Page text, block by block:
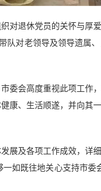
对退休党员的关怀与厚
对老领导及领导遗属
委会高度重视此项工作
康、生活顺遂，并向其
展及各项工作成效，详
如既往地关心支持市委